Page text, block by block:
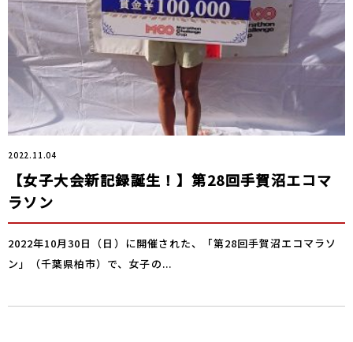
2022.11.04
【女子大会新記録誕生！】第28回手賀沼エコマ
ラソン
2022年10月30日（日）に開催された、「第28回手賀沼エコマラソ
ン」（千葉県柏市）で、女子の...